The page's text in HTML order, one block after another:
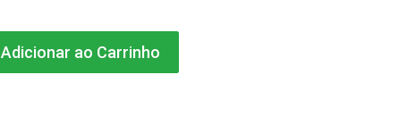
Adicionar ao Carrinho